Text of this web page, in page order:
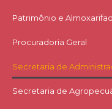
Patrimônio e
Procuradoria Geral
Secretaria de
Secretaria de